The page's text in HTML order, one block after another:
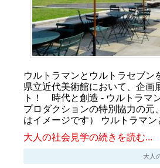
ウルトラマンとウルトラセブン
県立近代美術館において、企画
ト！ 時代と創造 - ウルトラマ
プロダクションの特別協力の元
はイメージです） ウルトラマ
大人の社会見学の続きを読む...
大人